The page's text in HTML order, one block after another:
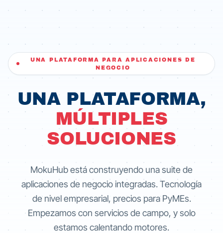
UNA PLATAFORMA PARA APLICACIONES DE
NEGOCIO
UNA PLATAFORMA,
MÚLTIPLES
SOLUCIONES
MokuHub está construyendo una suite de
aplicaciones de negocio integradas. Tecnología
de nivel empresarial, precios para PyMEs.
Empezamos con servicios de campo, y solo
estamos calentando motores.